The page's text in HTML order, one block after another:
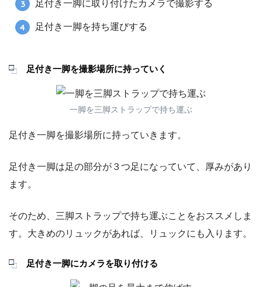
足付き一脚に取り付けたカメラで撮影する
足付き一脚を持ち運びする
足付き一脚を撮影場所に持っていく
一脚を三脚ストラップで持ち運ぶ
足付き一脚を撮影場所に持っていきます。
足付き一脚は足の部分が３つ足になっていて、厚みがあり
ます。
そのため、三脚ストラップで持ち運ぶことをおススメしま
す。大きめのリュックがあれば、リュックにも入ります。
足付き一脚にカメラを取り付ける